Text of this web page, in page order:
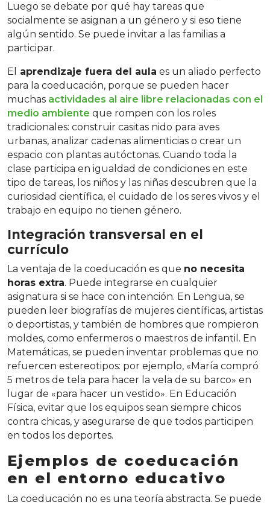
Luego se debate por qué hay tareas que
socialmente se asignan a un género y si eso tiene
algún sentido. Se puede invitar a las familias a
participar.
El aprendizaje fuera del aula es un aliado perfecto
para la coeducación, porque se pueden hacer
muchas actividades al aire libre relacionadas con el
medio ambiente que rompen con los roles
tradicionales: construir casitas nido para aves
urbanas, analizar cadenas alimenticias o crear un
espacio con plantas autóctonas. Cuando toda la
clase participa en igualdad de condiciones en este
tipo de tareas, los niños y las niñas descubren que la
curiosidad científica, el cuidado de los seres vivos y el
trabajo en equipo no tienen género.
Integración transversal en el
currículo
La ventaja de la coeducación es que no necesita
horas extra. Puede integrarse en cualquier
asignatura si se hace con intención. En Lengua, se
pueden leer biografías de mujeres científicas, artistas
o deportistas, y también de hombres que rompieron
moldes, como enfermeros o maestros de infantil. En
Matemáticas, se pueden inventar problemas que no
refuercen estereotipos: por ejemplo, «María compró
5 metros de tela para hacer la vela de su barco» en
lugar de «para hacer un vestido». En Educación
Física, evitar que los equipos sean siempre chicos
contra chicas, y asegurarse de que todos participen
en todos los deportes.
Ejemplos de coeducación
en el entorno educativo
La coeducación no es una teoría abstracta. Se puede